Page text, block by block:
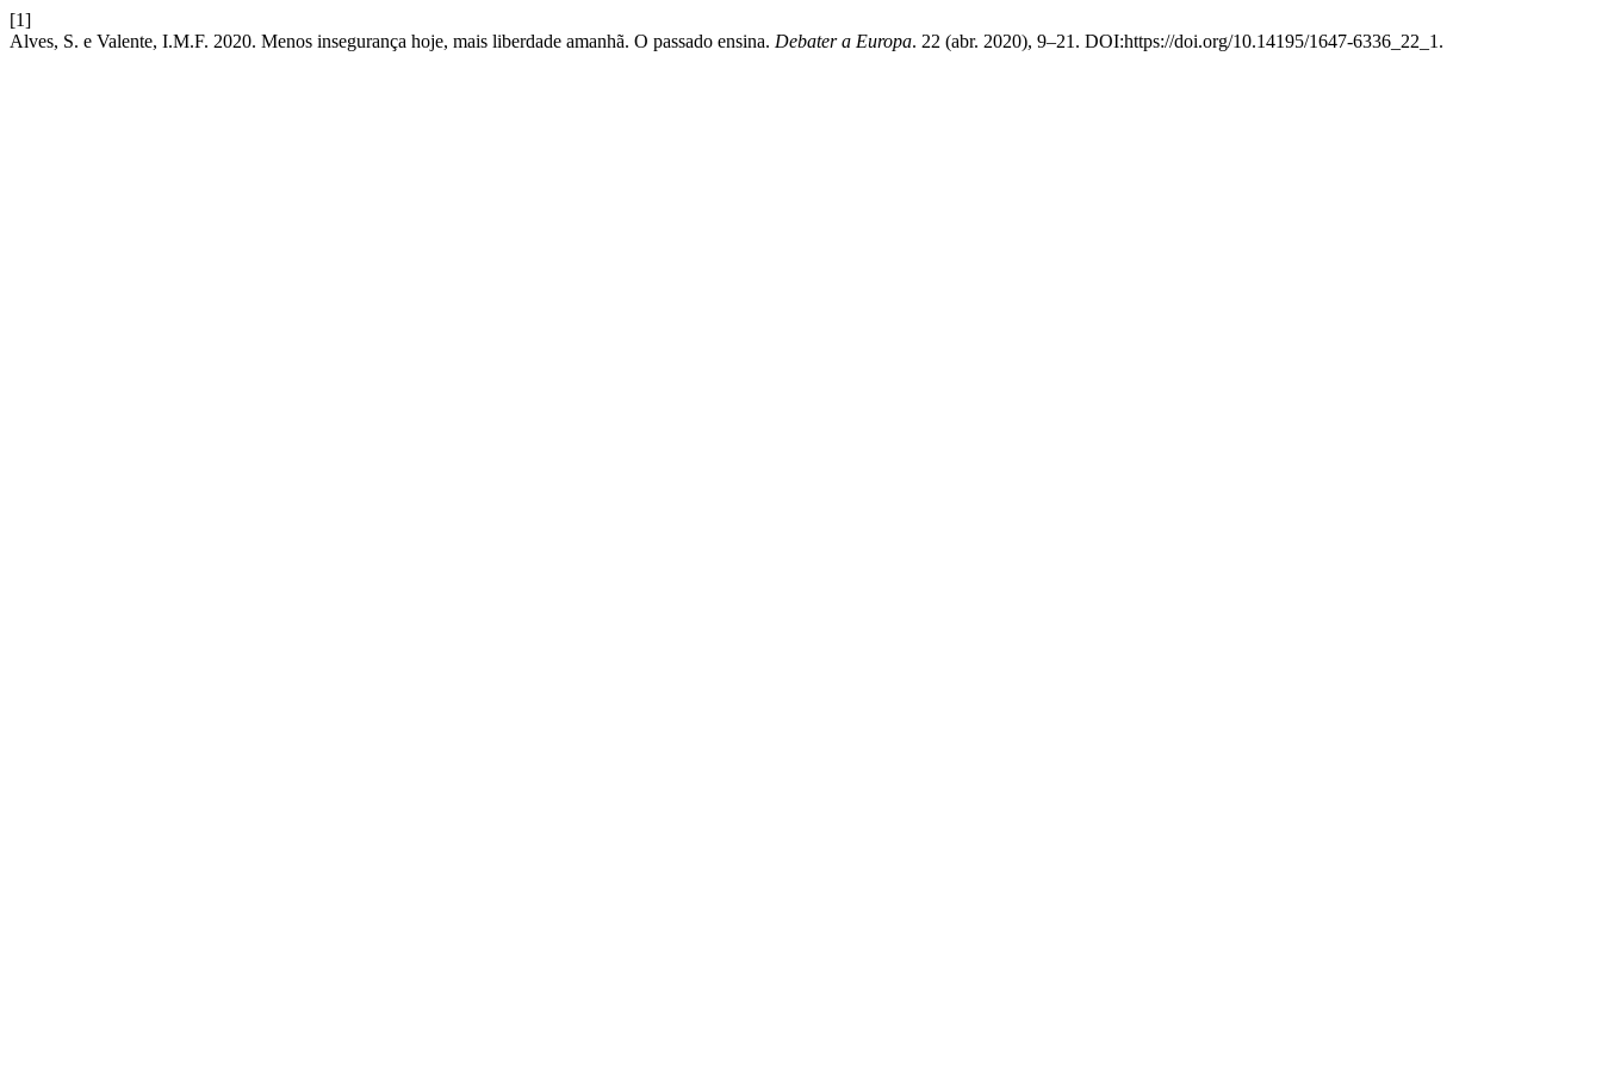
[1]
Alves, S. e Valente, I.M.F. 2020. Menos insegurança hoje, mais liberdade amanhã. O passado ensina. Debater a Europa. 22 (abr. 2020), 9–21. DOI:https://doi.org/10.14195/1647-6336_22_1.